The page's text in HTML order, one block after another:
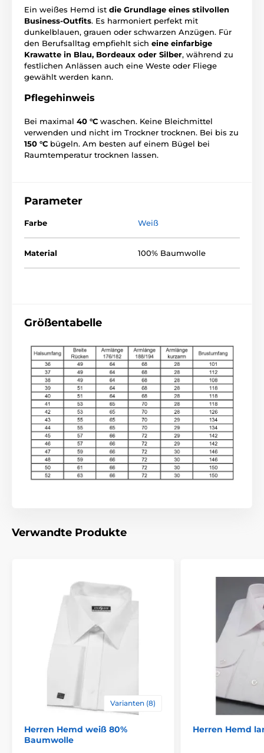
Ein weißes Hemd ist die Grundlage eines stilvollen
Business-Outfits. Es harmoniert perfekt mit
dunkelblauen, grauen oder schwarzen Anzügen. Für
den Berufsalltag empfiehlt sich eine einfarbige
Krawatte in Blau, Bordeaux oder Silber, während zu
festlichen Anlässen auch eine Weste oder Fliege
gewählt werden kann.
Pflegehinweis
Bei maximal 40 °C waschen. Keine Bleichmittel
verwenden und nicht im Trockner trocknen. Bei bis zu
150 °C bügeln. Am besten auf einem Bügel bei
Raumtemperatur trocknen lassen.
Parameter
Farbe Weiß
Material 100% Baumwolle
Größentabelle
Verwandte Produkte
Varianten (8)
Herren Hemd weiß 80%
Baumwolle
Herren Hemd